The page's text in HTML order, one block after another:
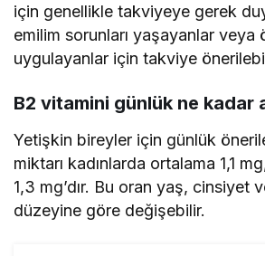
için genellikle takviyeye gerek
emilim sorunları yaşayanlar veya
uygulayanlar için takviye
B2 vitamini günlük ne kadar
Yetişkin bireyler için günlük
miktarı kadınlarda ortalama 1,1
1,3 mg’dır. Bu oran yaş, cinsiyet
düzeyine göre değişebilir.